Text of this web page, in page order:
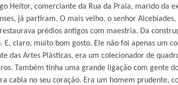
Heitor, comerciante da Rua da Praia, marido da
já partiram. O mais velho, o senhor
prédios antigos com maestria. Da
claro, muito bom gosto. Ele não foi apenas um
das Artes Plásticas, era um colecionador de
Também tinha uma grande ligação com gente
cabia no seu coração. Era um homem prudente,